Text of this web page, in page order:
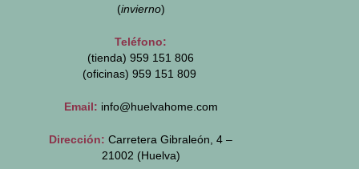
(invierno)
Teléfono:
(tienda) 959 151 806
(oficinas) 959 151 809
Email: info@huelvahome.com
Dirección: Carretera Gibraleón, 4 –
21002 (Huelva)